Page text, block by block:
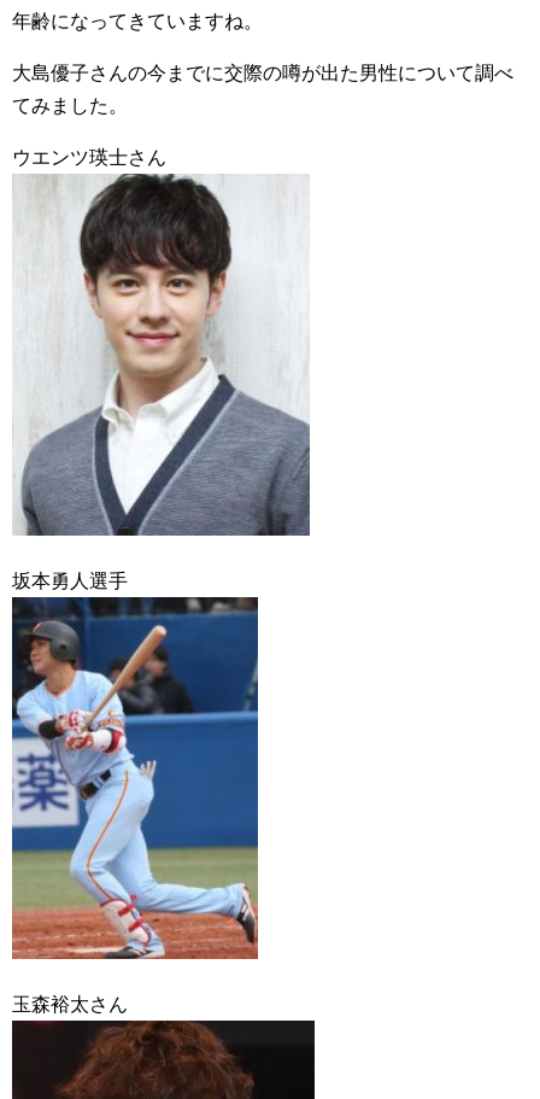
年齢になってきていますね。
大島優子さんの今までに交際の噂が出た男性について調べ
てみました。
ウエンツ瑛士さん
坂本勇人選手
玉森裕太さん